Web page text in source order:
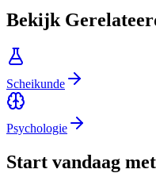
Bekijk
Scheikunde
Psychologie
Start vandaag